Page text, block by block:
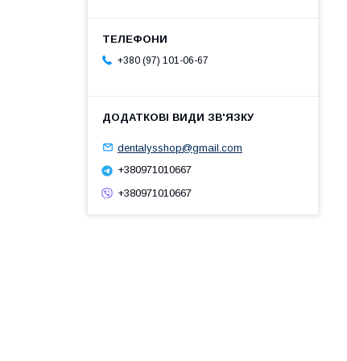
+380 (97) 101-06-67
dentalysshop@gmail.com
+380971010667
+380971010667